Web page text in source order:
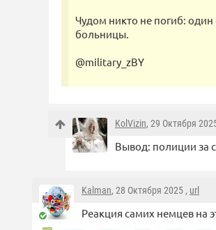
Чудом никто не погиб:
больницы.
@military_zBY
KolVizin, 29 Октября
Вывод: полиции за
Kalman, 28 Октября 2025 , url
Реакция самих немцев на